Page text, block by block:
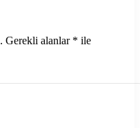
Gerekli alanlar * ile